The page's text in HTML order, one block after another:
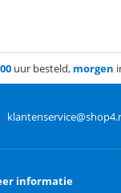
uur besteld, morgen
informatie